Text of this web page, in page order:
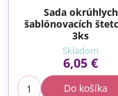
Sada okrúhlych
šablónovacích
3ks
Skladom
6,05 €
Do košíka